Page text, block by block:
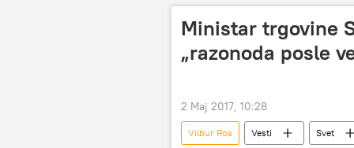
Ministar trgovine
„razonoda posle
2 Maj 2017, 10:28
Vilbur Ros Vesti Svet